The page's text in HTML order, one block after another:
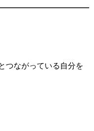
つながっている自分を